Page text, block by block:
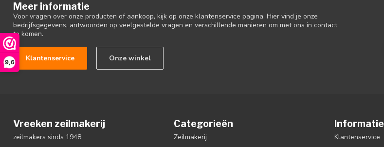
9,6
Meer informatie
Voor vragen over onze producten of aankoop, kijk op onze klantenservice pagina. Hier vind je onze
bedrijfsgegevens, antwoorden op veelgestelde vragen en verschillende manieren om met ons in contact
te komen.
Klantenservice Onze winkel
Vreeken zeilmakerij
zeilmakers sinds 1948
Categorieën
Zeilmakerij
Informatie
Klantenservice